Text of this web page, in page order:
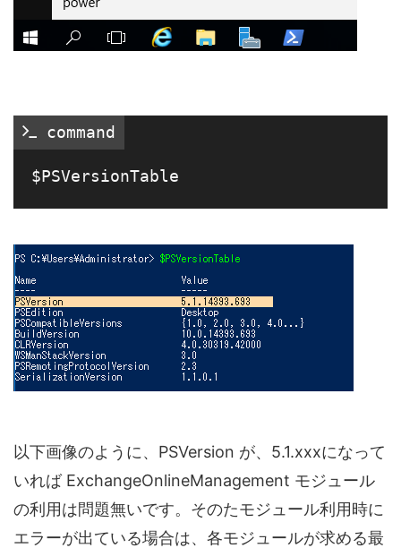
command
以下画像のように、PSVersion が、5.1.xxxになって
いれば ExchangeOnlineManagement モジュール
の利用は問題無いです。そのたモジュール利用時に
エラーが出ている場合は、各モジュールが求める最